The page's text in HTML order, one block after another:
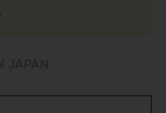
JAPAN